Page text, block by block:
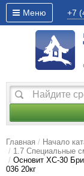
Меню +7
Главная Начало
1.7 Специальные
Основит XC-30
036 20кг